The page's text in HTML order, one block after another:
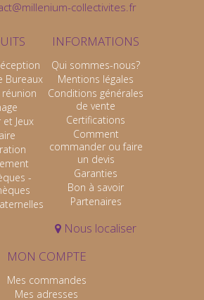
collectivites.fr
Bureaux
Jeux
-
INFORMATIONS
Qui sommes-nous?
Mentions légales
Conditions générales
de vente
Certifications
Comment
commander ou faire
un devis
Garanties
Bon à savoir
Partenaires
Nous localiser
MON COMPTE
Mes commandes
Mes adresses